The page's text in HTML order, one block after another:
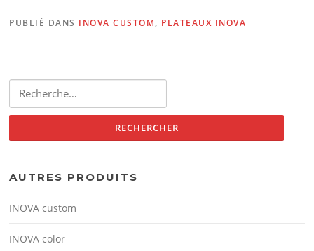
PUBLIÉ DANS INOVA CUSTOM, PLATEAUX INOVA
Rechercher :
AUTRES PRODUITS
INOVA custom
INOVA color